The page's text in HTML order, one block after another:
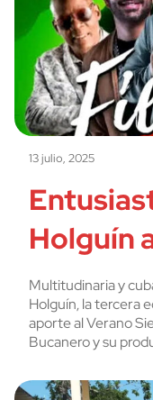
13 julio, 2025
Holguín
Multitudinaria y
Holguín, la tercera
aporte al Verano
Bucanero y su